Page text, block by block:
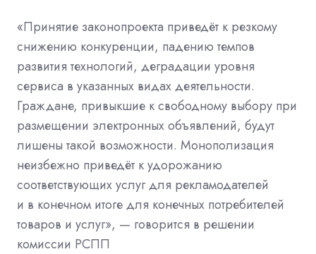
«Принятие законопроекта приведёт к резкому
снижению конкуренции, падению темпов
развития технологий, деградации уровня
сервиса в указанных видах деятельности.
Граждане, привыкшие к свободному выбору при
размещении электронных объявлений, будут
лишены такой возможности. Монополизация
неизбежно приведёт к удорожанию
соответствующих услуг для рекламодателей
и в конечном итоге для конечных потребителей
товаров и услуг», — говорится в решении
комиссии РСПП